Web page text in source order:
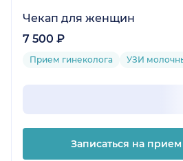
Чекап для женщин
7 500 ₽
Прием гинеколога УЗИ
Записаться на прием